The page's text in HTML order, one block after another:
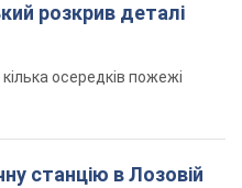
розкрив деталі
осередків пожежі
станцію в Лозовій